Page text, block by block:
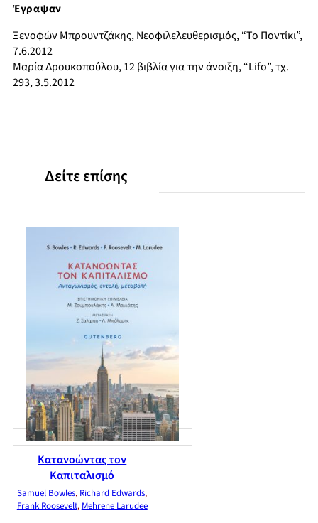
Επίλογος
Βιβλιογραφία
Έγραψαν
Ξενοφών Μπρουντζάκης, Νεοφιλελευθερισμός, “Το Ποντίκι”,
7.6.2012
Μαρία Δρουκοπούλου, 12 βιβλία για την άνοιξη, “Lifo”, τχ.
293, 3.5.2012
Δείτε επίσης
Κατανοώντας τον
Καπιταλισμό
Samuel Bowles, Richard Edwards,
Frank Roosevelt, Mehrene Larudee